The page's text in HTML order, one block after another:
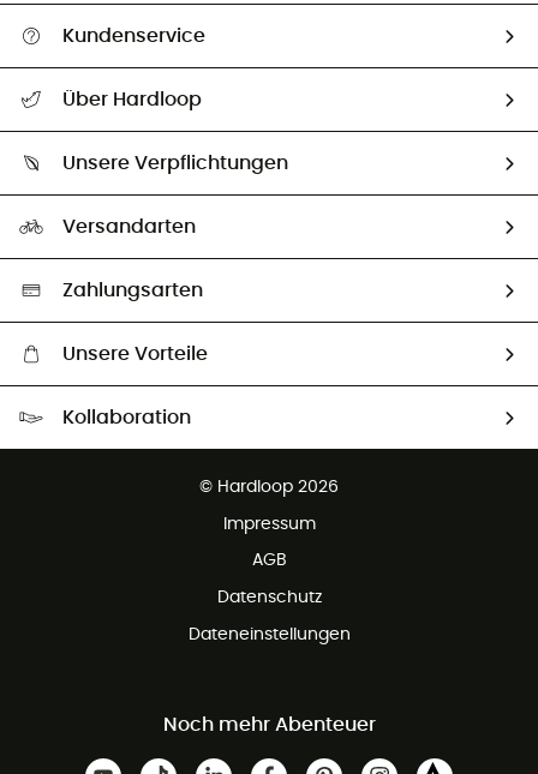
Kundenservice
Größentabelle
Vertrag widerrufen
Über Hardloop
Unsere Botschafter
Unsere Verpflichtungen
Auswahl an nachhaltigen Produkten
Versandarten
Zahlungsarten
Unsere Vorteile
Kollaboration
© Hardloop 2026
Impressum
AGB
Datenschutz
Dateneinstellungen
Noch mehr Abenteuer